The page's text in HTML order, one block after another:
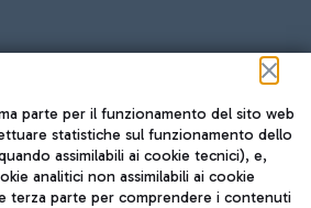
parte per il funzionamento del sito web
statistiche sul funzionamento dello
assimilabili ai cookie tecnici), e,
analitici non assimilabili ai cookie
terza parte per comprendere i contenuti